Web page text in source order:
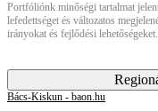
Portfóliónk minőségi tartalmat
lefedettséget és változatos
irányokat és fejlődési
Bács-Kiskun - baon.hu